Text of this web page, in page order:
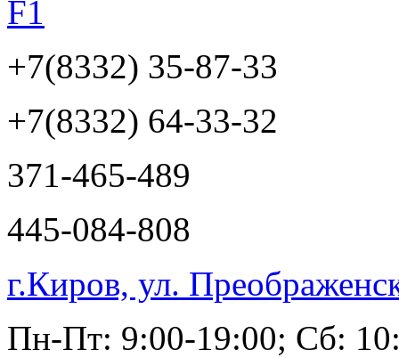
+7(8332) 35-87-33
+7(8332) 64-33-32
371-465-489
445-084-808
г.Киров, ул.
Пн-Пт: 9:00-19:00; Сб: